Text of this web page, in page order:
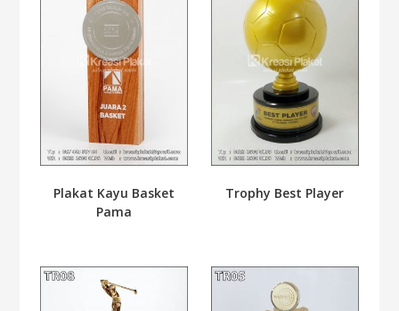
Plakat Kayu Basket
Pama
Trophy Best Player